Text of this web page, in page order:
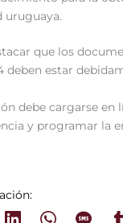
uruguaya.
que los
deben estar
debe cargarse en
y programar la